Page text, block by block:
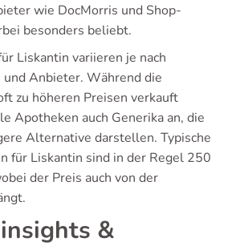
wie DocMorris und Shop-
besonders beliebt.
Liskantin variieren je nach
und Anbieter. Während die
zu höheren Preisen verkauft
Apotheken auch Generika an, die
Alternative darstellen. Typische
für Liskantin sind in der Regel 250
der Preis auch von der
&